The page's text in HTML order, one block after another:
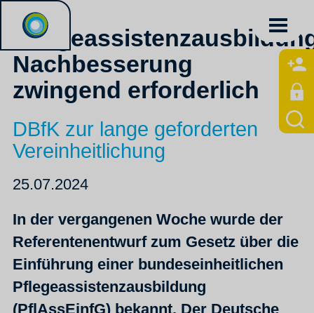
Nachbesserung
zwingend erforderlich
DBfK zur lange geforderten
Vereinheitlichung
25.07.2024
In der vergangenen Woche wurde der
Referentenentwurf zum Gesetz über die
Einführung einer bundeseinheitlichen
Pflegeassistenzausbildung
(PflAssEinfG) bekannt. Der Deutsche